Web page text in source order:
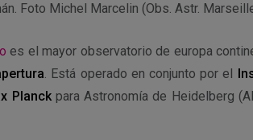
Foto Michel Marcelin (Obs. Astr.
es el mayor observatorio de europa
. Está operado en conjunto por el
Planckpara Astronomía de Heidelberg